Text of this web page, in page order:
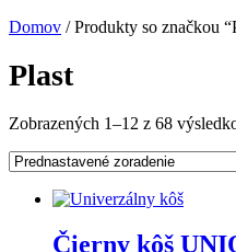
Domov / Produkty so značkou
Plast
Zobrazených 1–12 z 68
Čierny kôš